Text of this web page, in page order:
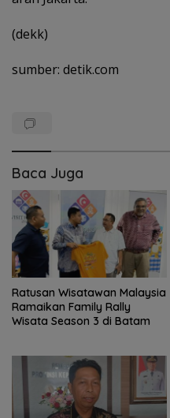
(dekk)
sumber: detik.com
Baca Juga
Ratusan Wisatawan Malaysia
Ramaikan Family Rally
Wisata Season 3 di Batam